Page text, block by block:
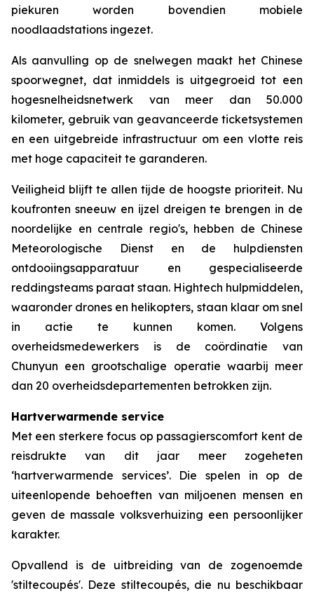
piekuren worden bovendien mobiele
noodlaadstations ingezet.
Als aanvulling op de snelwegen maakt het Chinese
spoorwegnet, dat inmiddels is uitgegroeid tot een
hogesnelheidsnetwerk van meer dan 50.000
kilometer, gebruik van geavanceerde ticketsystemen
en een uitgebreide infrastructuur om een ​​vlotte reis
met hoge capaciteit te garanderen.
Veiligheid blijft te allen tijde de hoogste prioriteit. Nu
koufronten sneeuw en ijzel dreigen te brengen in de
noordelijke en centrale regio's, hebben de Chinese
Meteorologische Dienst en de hulpdiensten
ontdooiingsapparatuur en gespecialiseerde
reddingsteams paraat staan. Hightech hulpmiddelen,
waaronder drones en helikopters, staan klaar om snel
in actie te kunnen komen. Volgens
overheidsmedewerkers is de coördinatie van
Chunyun een grootschalige operatie waarbij meer
dan 20 overheidsdepartementen betrokken zijn.
Hartverwarmende service
Met een sterkere focus op passagierscomfort kent de
reisdrukte van dit jaar meer zogeheten
‘hartverwarmende services’. Die spelen in op de
uiteenlopende behoeften van miljoenen mensen en
geven de massale volksverhuizing een persoonlijker
karakter.
Opvallend is de uitbreiding van de zogenoemde
'stiltecoupés'. Deze stiltecoupés, die nu beschikbaar